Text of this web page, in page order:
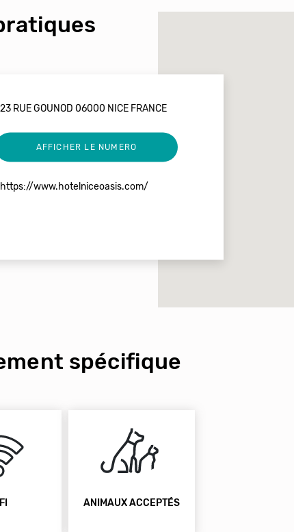
23 RUE GOUNOD 06000 NICE FRANCE
04 93 88 12 29AFFICHER LE NUMERO
https://www.hotelniceoasis.com/
spécifique
ANIMAUX ACCEPTÉS